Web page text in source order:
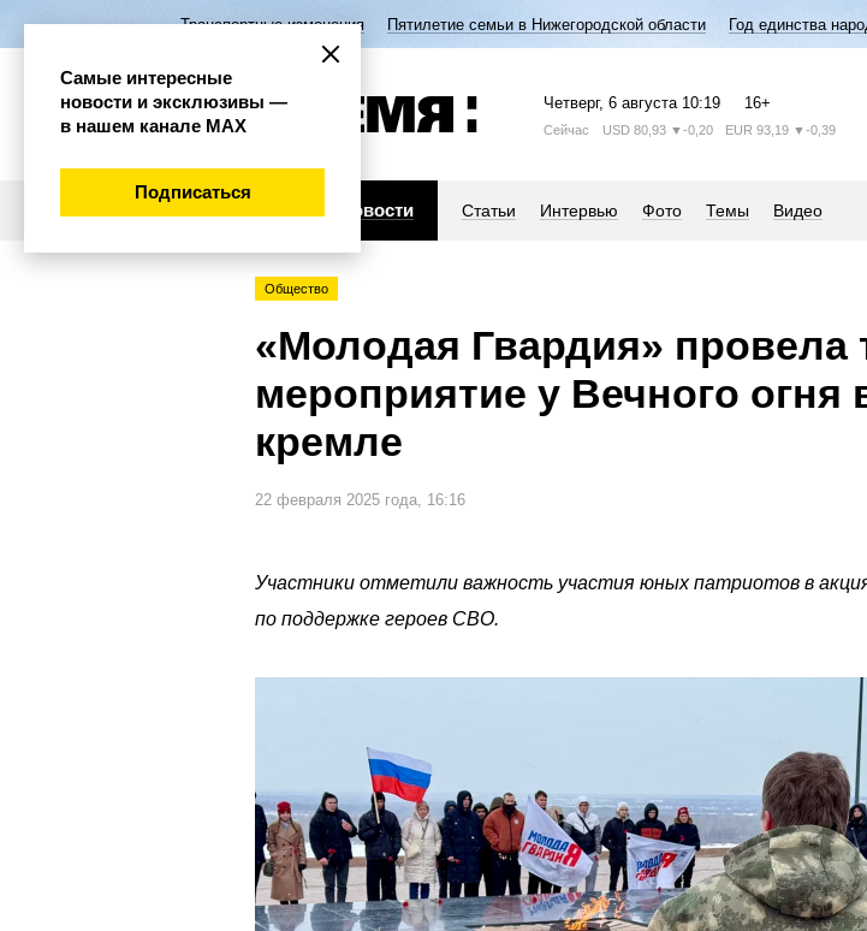
Транспортные изменения Пятилетие семьи в Нижегородской области Год единства
Четверг, 6 августа 10:19 16+
Сейчас USD 80,93 ▼-0,20 EUR 93,19 ▼-0,39
Новости Статьи Интервью Фото Темы Видео
Общество
«Молодая Гвардия» провела
мероприятие у Вечного огня
кремле
22 февраля 2025 года, 16:16
Участники отметили важность участия юных патриотов в
по поддержке героев СВО.
Самые интересные
новости и эксклюзивы —
в нашем канале МАХ
Подписаться